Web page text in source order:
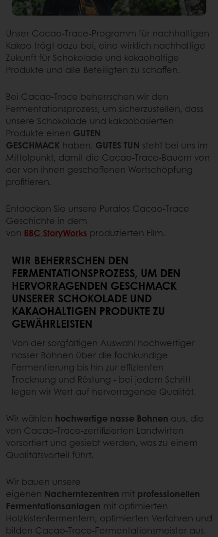
Unser Cacao-Trace-Programm für nachhaltigen
Kakao trägt dazu bei, eine wirklich nachhaltige
Zukunft für Schokolade und kakaohaltige
Produkte und alle Beteiligten zu schaffen.
Bei Cacao-Trace beherrschen wir den
Fermentationsprozess, um sicherzustellen, dass
unsere Schokolade und kakaobasierten
Produkte einen GUTEN
GESCHMACK haben. GUTES TUN steht bei uns im
Mittelpunkt, damit die Cacao-Trace-Bauern von
der von ihnen geschaffenen Wertschöpfung
profitieren.
Entdecken Sie unsere Puratos Cacao-Trace
Geschichte in dem
von BBC StoryWorks produzierten Film.
WIR BEHERRSCHEN DEN
FERMENTATIONSPROZESS, UM DEN
HERVORRAGENDEN GESCHMACK
UNSERER SCHOKOLADE UND
KAKAOHALTIGEN PRODUKTE ZU
GEWÄHRLEISTEN
Von der sorgfältigen Auswahl hochwertiger
nasser Bohnen über die fachkundige
Fermentierung bis hin zur effizienten
Trocknung und Röstung - bei jedem Schritt
legen wir Wert auf hervorragende Qualität.
Wir wählen hochwertige nasse Bohnen aus, die
von Cacao-Trace-zertifizierten Landwirten
vorsortiert und gesiebt werden, was zu einem
Qualitätsvorteil führt.
Wir bauen unsere
eigenen Nacherntezentren mit professionellen
Fermentationsanlagen mit optimierten
Holzkistenfermentern, optimierten Verfahren und
bilden Cacao-Trace-Fermentationsmeister aus.